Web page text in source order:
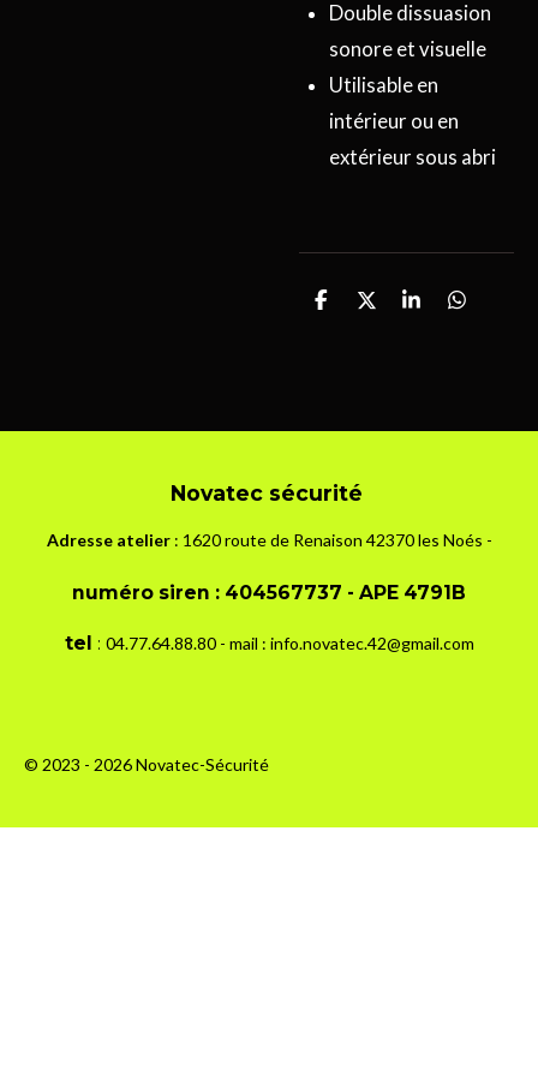
Double dissuasion
sonore et visuelle
Utilisable en
intérieur ou en
extérieur sous abri
P
e
P
e
P
e
P
e
Novatec sécurité
Adresse atelier: 1620 route de Renaison 42370 les Noés -
numéro siren : 404567737 - APE 4791B
tel : 04.77.64.88.80 - mail : info.novatec.42@gmail.com
© 2023 - 2026 Novatec-Sécurité